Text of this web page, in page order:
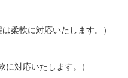
柔軟に対応いたします。）
対応いたします。）